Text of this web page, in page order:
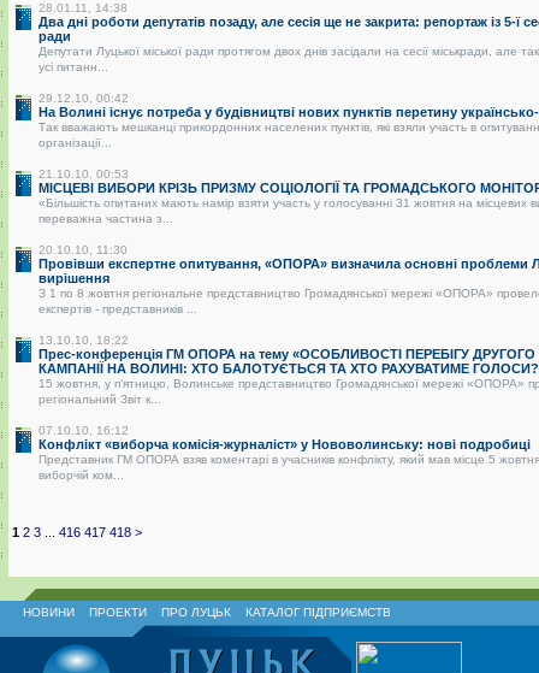
28.01.11, 14:38
Два дні роботи депутатів позаду, але сесія ще не закрита: репортаж із 5-ї
ради
Депутати Луцької міської ради протягом двох днів засідали на сесії міськради, але
усі питанн...
29.12.10, 00:42
На Волині існує потреба у будівництві нових пунктів перетину
Так вважають мешканці прикордонних населених пунктів, які взяли участь в
організації...
21.10.10, 00:53
МІСЦЕВІ ВИБОРИ КРІЗЬ ПРИЗМУ СОЦІОЛОГІЇ ТА ГРОМАДСЬКОГО
«Більшість опитаних мають намір взяти участь у голосуванні 31 жовтня на місцевих
переважна частина з...
20.10.10, 11:30
Провівши експертне опитування, «ОПОРА» визначила основні проблеми
вирішення
З 1 по 8 жовтня регіональне представництво Громадянської мережі «ОПОРА»
експертів - представників ...
13.10.10, 18:22
Прес-конференція ГМ ОПОРА на тему «ОСОБЛИВОСТІ ПЕРЕБІГУ
КАМПАНІЇ НА ВОЛИНІ: ХТО БАЛОТУЄТЬСЯ ТА ХТО РАХУВАТИМЕ
15 жовтня, у п’ятницю, Волинське представництво Громадянської мережі «ОПОРА»
регіональний Звіт к...
07.10.10, 16:12
Конфлікт «виборча комісія-журналіст» у Нововолинську: нові подробиці
Представник ГМ ОПОРА взяв коментарі в учасників конфлікту, який мав місце 5 жовтня
виборчій ком...
1 2 3 416 417 418 >
НОВИНИ ПРОЕКТИ ПРО ЛУЦЬК КАТАЛОГ ПІДПРИЄМСТВ